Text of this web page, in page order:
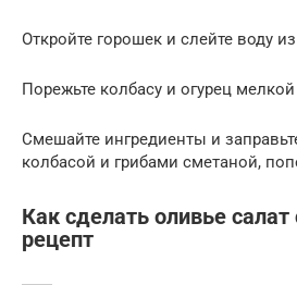
Откройте горошек и слейте воду
Порежьте колбасу и огурец
Смешайте ингредиенты и
колбасой и грибами сметаной,
Как сделать оливье салат
рецепт